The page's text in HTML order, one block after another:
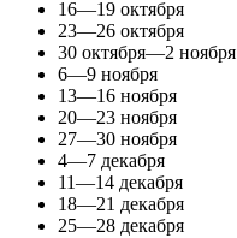
16—19 октября
23—26 октября
30 октября—2 ноября
6—9 ноября
13—16 ноября
20—23 ноября
27—30 ноября
4—7 декабря
11—14 декабря
18—21 декабря
25—28 декабря